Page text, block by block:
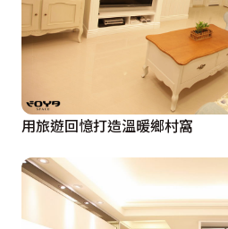
用旅遊回憶打造溫暖鄉村窩